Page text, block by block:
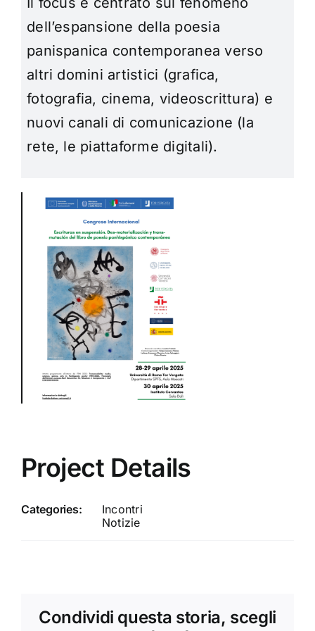
dell’espansione della poesia
panispanica contemporanea verso
altri domini artistici (grafica,
fotografia, cinema, videoscrittura) e
nuovi canali di comunicazione (la
rete, le piattaforme digitali).
Project Details
Categories:
Incontri
Notizie
Condividi questa storia, scegli